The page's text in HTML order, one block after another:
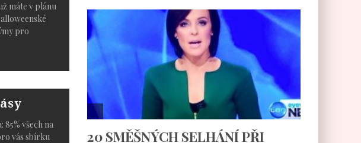
máte v plánu
pro
všech na
vás sbírku